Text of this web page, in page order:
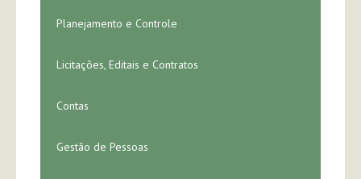
Planejamento e Controle
Licitações, Editais e Contratos
Contas
Gestão de Pessoas